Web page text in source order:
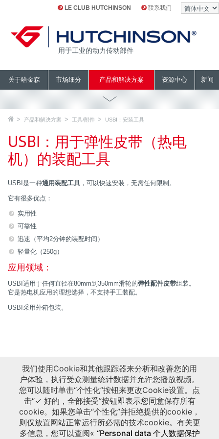
LE CLUB HUTCHINSON 联系我们
用于工业的动力传动部件
关于哈金森 市场细分 产品和解决方案 资源中心 新闻
产品和解决方案 工具/附件 USBI：安装工具
USBI：用于弹性皮带（热电
机）的装配工具
USBI是一种通用装配工具，可以快速安装，无需任何限制。
它有很多优点：
实用性
可靠性
迅速（平均2分钟的装配时间）
轻量化（250g）
应用领域 ：
USBI适用于任何直径在80mm到350mm滑轮的弹性配件皮带组装。
它是热电机应用的理想选择，不支持手工装配。
USBI采用外箱包装 。
我们使用Cookie和其他跟踪器来分析和改善您的用
户体验，执行受众测量统计数据并允许您播放视频。
您可以随时单击“个性化”按钮来更改Cookie设置。点
击“✓ 好的，全部接受”按钮即表示您同意保存所有
cookie。如果您单击“个性化”并拒绝提供的cookie，
则仅放置网站正常运行所必需的技术cookie。有关更
多信息，您可以查阅« “Personal data 个人数据保护